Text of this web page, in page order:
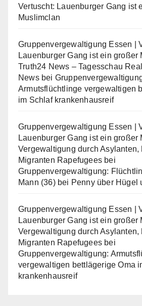
Vertuscht: Lauenburger Gang ist
Muslimclan
Gruppenvergewaltigung Essen |
Lauenburger Gang ist ein großer
Truth24 News – Tagesschau
Newsbei
Armutsflüchtlinge vergewaltigen
im Schlaf krankenhausreif
Gruppenvergewaltigung Essen |
Lauenburger Gang ist ein großer
Vergewaltigung durch Asylanten,
Migranten Rapefugees bei
Gruppenvergewaltigung:
Mann (36) bei Penny über Hügel
Gruppenvergewaltigung Essen |
Lauenburger Gang ist ein großer
Vergewaltigung durch Asylanten,
Migranten Rapefugees bei
Gruppenvergewaltigung:
vergewaltigen bettlägerige Oma
krankenhausreif